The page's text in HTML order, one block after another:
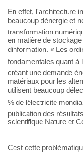
En effet, l'architecture
beaucoup dénergie et
transformation
en matière de
dinformation. « Les
fondamentales quant à
créant une demande
matériaux pour les
utilisent beaucoup
% de lélectricité
publication des
scientifique Nature et
Cest cette